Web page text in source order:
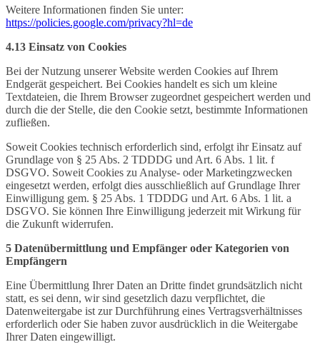
Weitere Informationen finden Sie unter:
https://policies.google.com/privacy?hl=de
4.13 Einsatz von Cookies
Bei der Nutzung unserer Website werden Cookies auf Ihrem
Endgerät gespeichert. Bei Cookies handelt es sich um kleine
Textdateien, die Ihrem Browser zugeordnet gespeichert werden und
durch die der Stelle, die den Cookie setzt, bestimmte Informationen
zufließen.
Soweit Cookies technisch erforderlich sind, erfolgt ihr Einsatz auf
Grundlage von § 25 Abs. 2 TDDDG und Art. 6 Abs. 1 lit. f
DSGVO. Soweit Cookies zu Analyse- oder Marketingzwecken
eingesetzt werden, erfolgt dies ausschließlich auf Grundlage Ihrer
Einwilligung gem. § 25 Abs. 1 TDDDG und Art. 6 Abs. 1 lit. a
DSGVO. Sie können Ihre Einwilligung jederzeit mit Wirkung für
die Zukunft widerrufen.
5 Datenübermittlung und Empfänger oder Kategorien von
Empfängern
Eine Übermittlung Ihrer Daten an Dritte findet grundsätzlich nicht
statt, es sei denn, wir sind gesetzlich dazu verpflichtet, die
Datenweitergabe ist zur Durchführung eines Vertragsverhältnisses
erforderlich oder Sie haben zuvor ausdrücklich in die Weitergabe
Ihrer Daten eingewilligt.